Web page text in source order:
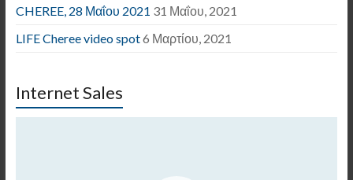
CHEREE, 28 Μαΐου 2021 31 Μαΐου, 2021
LIFE Cheree video spot6 Μαρτίου, 2021
Internet Sales